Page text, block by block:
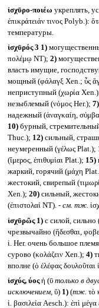
ἰσχῡρο-ποιέω укреплять,
ἐπικράτειάν τινος Polyb.):
температуры.
ἰσχῡρός 3 1)
πολέμῳ NT); 2)
власть имущие,
мощный (φάλαγξ Xen.; ὗς
неприступный (χωρία
незыблемый (νόμος Her.); 7)
надежный (ἀναγκαίη,
10)бурный,
Thuc.); 12)сильный,
неумеренный (γέλως Plat.);
(ἵμερος, ἐπιθυμίαι Plat.); 15)
жаркий, горячий (μάχη
жестокий, свирепый
Xen.); 20)сильный,
(ἐπιστολαί NT). - см. тж.
ἰσχῡρῶς 1)с силой, сильно
чрезвычайно (ἥδεσθαι,
ἰ. Her. очень большое
сурово (κολάζειν Xen.); 4)
вполне (ὁ ἐλέφας δουλοῦται
ἰσχύς, ύοςἡ (ῡтолько в
исключением,ῠ) 1)(тж. τὸ
ἰ. βασιλεία Aesch.): ἐπὶ